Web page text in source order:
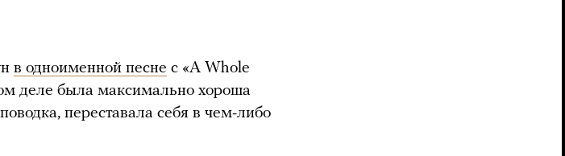
в одноименной песне с «A Whole
деле была максимально хороша
переставала себя в чем-либо